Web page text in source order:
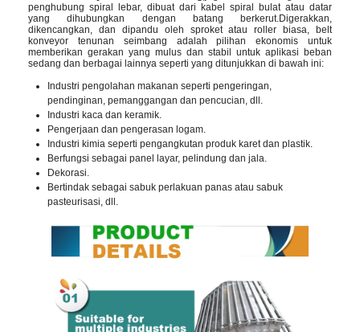
penghubung spiral lebar, dibuat dari kabel spiral bulat atau datar
yang dihubungkan dengan batang berkerut.Digerakkan,
dikencangkan, dan dipandu oleh sproket atau roller biasa, belt
konveyor tenunan seimbang adalah pilihan ekonomis untuk
memberikan gerakan yang mulus dan stabil untuk aplikasi beban
sedang dan berbagai lainnya seperti yang ditunjukkan di bawah ini:
Industri pengolahan makanan seperti pengeringan,
pendinginan, pemanggangan dan pencucian, dll.
Industri kaca dan keramik.
Pengerjaan dan pengerasan logam.
Industri kimia seperti pengangkutan produk karet dan plastik.
Berfungsi sebagai panel layar, pelindung dan jala.
Dekorasi.
Bertindak sebagai sabuk perlakuan panas atau sabuk
pasteurisasi, dll.